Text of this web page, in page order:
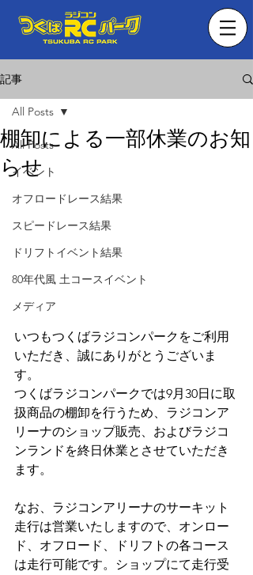
記事
All Posts
イベント
オフロードレース結果
スピードレース結果
ドリフトイベント結果
80年代風 土コースイベント
メディア
All Posts
棚卸による一部休業のお知
らせ
いつもつくばラジコンパークをご利用
いただき、誠にありがとうございま
す。
つくばラジコンパークでは9月30日に取
扱商品の棚卸を行うため、ラジコンア
リーナのショップ販売、およびラジコ
ンランドを終日休業とさせていただき
ます。
なお、ラジコンアリーナのサーキット
走行は営業いたしますので、オンロー
ド、オフロード、ドリフトの各コース
は走行可能です。ショップにて走行受